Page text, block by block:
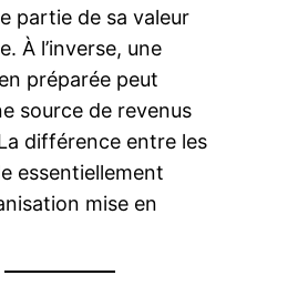
partie de sa valeur
À l’inverse, une
préparée peut
source de revenus
différence entre les
essentiellement
mise en